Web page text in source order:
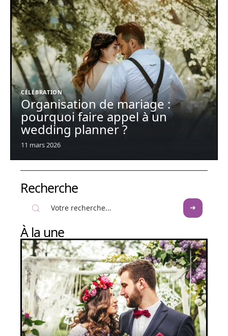
CÉLÉBRATION
Organisation de mariage :
pourquoi faire appel à un
wedding planner ?
11 mars 2026
Recherche
À la une